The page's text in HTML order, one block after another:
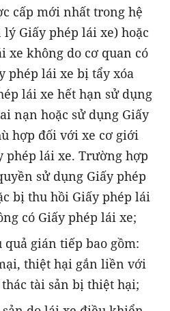
cấp mới nhất trong hệ
Giấy phép lái xe) hoặc
xe không do cơ quan có
phép lái xe bị tẩy xóa
lái xe hết hạn sử dụng
nạn hoặc sử dụng Giấy
hợp đối với xe cơ giới
phép lái xe. Trường hợp
sử dụng Giấy phép
bị thu hồi Giấy phép lái
có Giấy phép lái xe;
gián tiếp bao gồm:
thiệt hại gắn liền với
tài sản bị thiệt hại;